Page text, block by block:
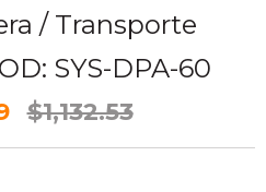
/ Transporte
SYS-DPA-60
$1,132.53